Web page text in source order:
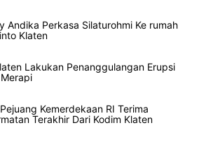
Andika Perkasa Silaturohmi Ke rumah
Klaten
Lakukan Penanggulangan Erupsi
Kemerdekaan RI Terima
Terakhir Dari Kodim Klaten